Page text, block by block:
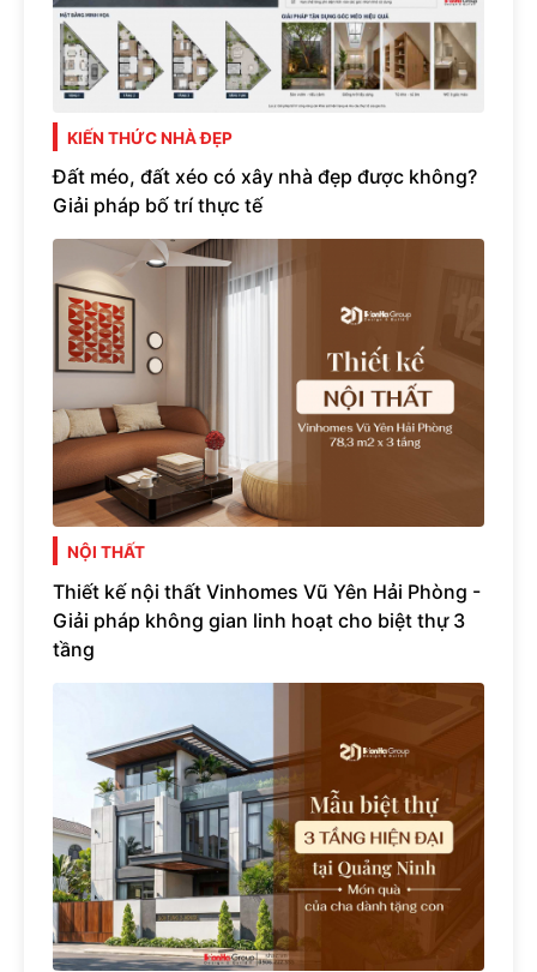
KIẾN THỨC NHÀ ĐẸP
Đất méo, đất xéo có xây nhà đẹp được không?
Giải pháp bố trí thực tế
NỘI THẤT
Thiết kế nội thất Vinhomes Vũ Yên Hải Phòng -
Giải pháp không gian linh hoạt cho biệt thự 3
tầng